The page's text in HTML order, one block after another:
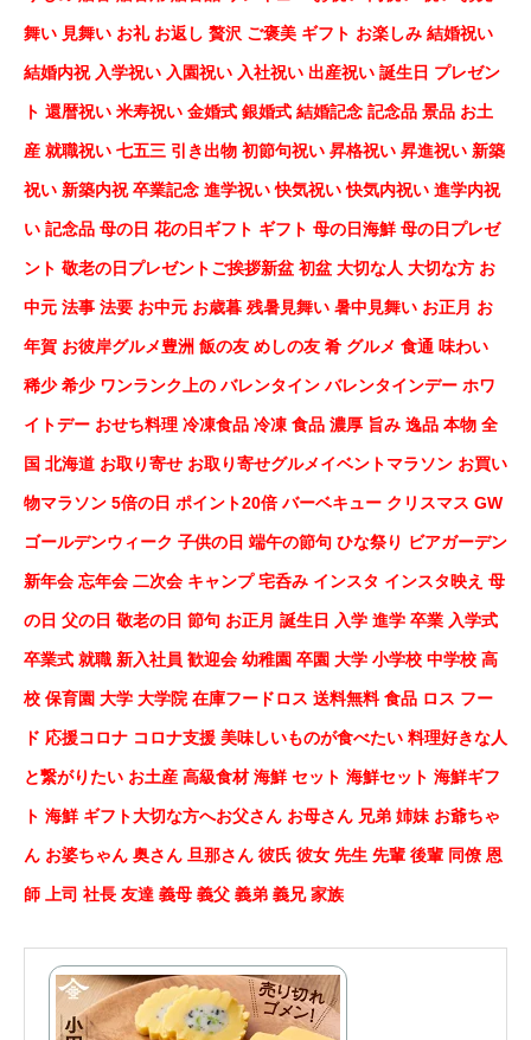
舞い 見舞い お礼 お返し 贅沢 ご褒美 ギフト お楽しみ 結婚祝い
結婚内祝 入学祝い 入園祝い 入社祝い 出産祝い 誕生日 プレゼン
ト 還暦祝い 米寿祝い 金婚式 銀婚式 結婚記念 記念品 景品 お土
産 就職祝い 七五三 引き出物 初節句祝い 昇格祝い 昇進祝い 新築
祝い 新築内祝 卒業記念 進学祝い 快気祝い 快気内祝い 進学内祝
い 記念品 母の日 花の日ギフト ギフト 母の日海鮮 母の日プレゼ
ント 敬老の日プレゼントご挨拶新盆 初盆 大切な人 大切な方 お
中元 法事 法要 お中元 お歳暮 残暑見舞い 暑中見舞い お正月 お
年賀 お彼岸グルメ豊洲 飯の友 めしの友 肴 グルメ 食通 味わい
稀少 希少 ワンランク上の バレンタイン バレンタインデー ホワ
イトデー おせち料理 冷凍食品 冷凍 食品 濃厚 旨み 逸品 本物 全
国 北海道 お取り寄せ お取り寄せグルメイベントマラソン お買い
物マラソン 5倍の日 ポイント20倍 バーベキュー クリスマス GW
ゴールデンウィーク 子供の日 端午の節句 ひな祭り ビアガーデン
新年会 忘年会 二次会 キャンプ 宅呑み インスタ インスタ映え 母
の日 父の日 敬老の日 節句 お正月 誕生日 入学 進学 卒業 入学式
卒業式 就職 新入社員 歓迎会 幼稚園 卒園 大学 小学校 中学校 高
校 保育園 大学 大学院 在庫フードロス 送料無料 食品 ロス フー
ド 応援コロナ コロナ支援 美味しいものが食べたい 料理好きな人
と繋がりたい お土産 高級食材 海鮮 セット 海鮮セット 海鮮ギフ
ト 海鮮 ギフト大切な方へお父さん お母さん 兄弟 姉妹 お爺ちゃ
ん お婆ちゃん 奥さん 旦那さん 彼氏 彼女 先生 先輩 後輩 同僚 恩
師 上司 社長 友達 義母 義父 義弟 義兄 家族